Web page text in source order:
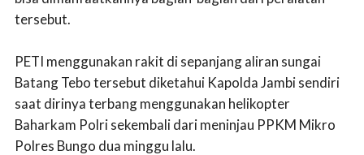
tersebut.
PETI menggunakan rakit di sepanjang aliran sungai
Batang Tebo tersebut diketahui Kapolda Jambi sendiri
saat dirinya terbang menggunakan helikopter
Baharkam Polri sekembali dari meninjau PPKM Mikro
Polres Bungo dua minggu lalu.